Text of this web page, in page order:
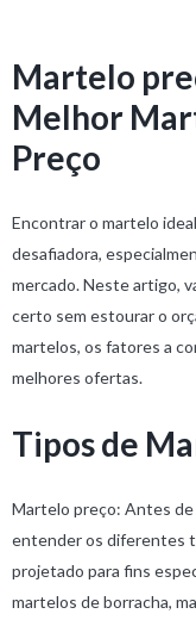
Martelo
Melhor
Preço
Encontrar o martelo
desafiadora,
mercado. Neste artigo,
certo sem estourar o
martelos, os fatores a
melhores ofertas.
Tipos de
Martelo preço: Antes
entender os diferentes
projetado para fins
martelos de borracha,